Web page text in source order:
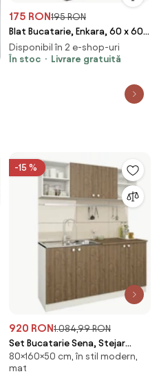
175 RON195 RON
Blat Bucatarie, Enkara, 60 x 60
cm
Disponibil în 2 e-shop-uri
În stoc
Livrare gratuită
-15 %
920 RON1.084,99 RON
Set Bucatarie Sena, Stejar
Bronz/Alb, L 160 cm
80×160×50 cm, în stil modern,
mat